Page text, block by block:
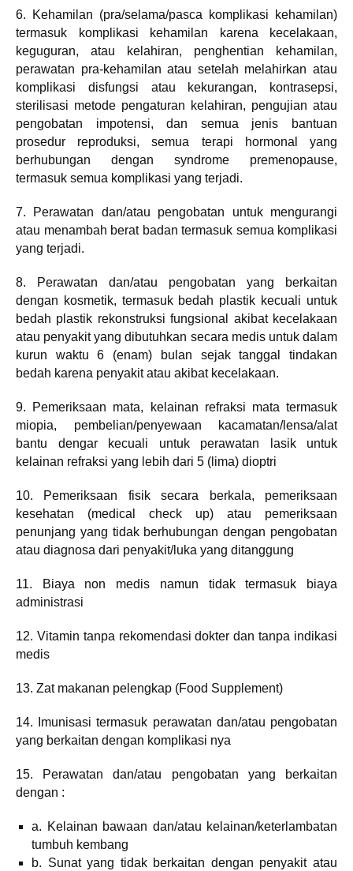
6. Kehamilan (pra/selama/pasca komplikasi kehamilan)
termasuk komplikasi kehamilan karena kecelakaan,
keguguran, atau kelahiran, penghentian kehamilan,
perawatan pra-kehamilan atau setelah melahirkan atau
komplikasi disfungsi atau kekurangan, kontrasepsi,
sterilisasi metode pengaturan kelahiran, pengujian atau
pengobatan impotensi, dan semua jenis bantuan
prosedur reproduksi, semua terapi hormonal yang
berhubungan dengan syndrome premenopause,
termasuk semua komplikasi yang terjadi.
7. Perawatan dan/atau pengobatan untuk mengurangi
atau menambah berat badan termasuk semua komplikasi
yang terjadi.
8. Perawatan dan/atau pengobatan yang berkaitan
dengan kosmetik, termasuk bedah plastik kecuali untuk
bedah plastik rekonstruksi fungsional akibat kecelakaan
atau penyakit yang dibutuhkan secara medis untuk dalam
kurun waktu 6 (enam) bulan sejak tanggal tindakan
bedah karena penyakit atau akibat kecelakaan.
9. Pemeriksaan mata, kelainan refraksi mata termasuk
miopia, pembelian/penyewaan kacamatan/lensa/alat
bantu dengar kecuali untuk perawatan lasik untuk
kelainan refraksi yang lebih dari 5 (lima) dioptri
10. Pemeriksaan fisik secara berkala, pemeriksaan
kesehatan (medical check up) atau pemeriksaan
penunjang yang tidak berhubungan dengan pengobatan
atau diagnosa dari penyakit/luka yang ditanggung
11. Biaya non medis namun tidak termasuk biaya
administrasi
12. Vitamin tanpa rekomendasi dokter dan tanpa indikasi
medis
13. Zat makanan pelengkap (Food Supplement)
14. Imunisasi termasuk perawatan dan/atau pengobatan
yang berkaitan dengan komplikasi nya
15. Perawatan dan/atau pengobatan yang berkaitan
dengan :
a. Kelainan bawaan dan/atau kelainan/keterlambatan
tumbuh kembang
b. Sunat yang tidak berkaitan dengan penyakit atau